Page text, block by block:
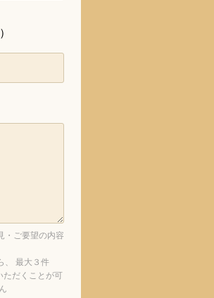
・ご要望の内容
、 最大３件
ただくことが可